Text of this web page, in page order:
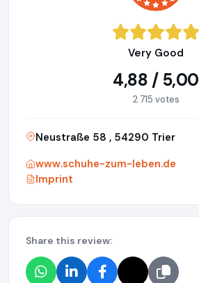
Very Good
4,88 / 5,00
2.715 votes
Neustraße 58 , 54290 Trier
www.schuhe-zum-leben.de
Imprint
Share this review: